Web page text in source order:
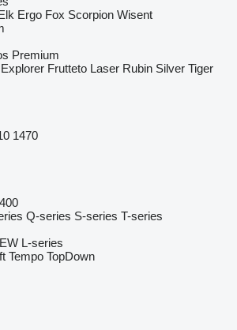
Ergo Fox Scorpion Wisent
Premium
Explorer Frutteto Laser Rubin Silver Tiger
1470
Q-series S-series T-series
EW L-series
Tempo TopDown